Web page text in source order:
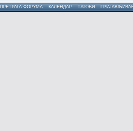
ПРЕТРАГА ФОРУМА КАЛЕНДАР ТАГОВИ